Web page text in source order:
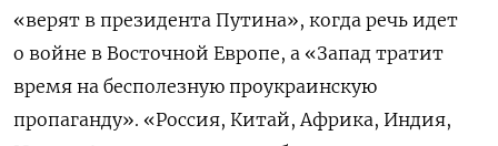
«верят в президента Путина», когда речь идет
о войне в Восточной Европе, а «Запад тратит
время на бесполезную проукраинскую
пропаганду». «Россия, Китай, Африка, Индия,